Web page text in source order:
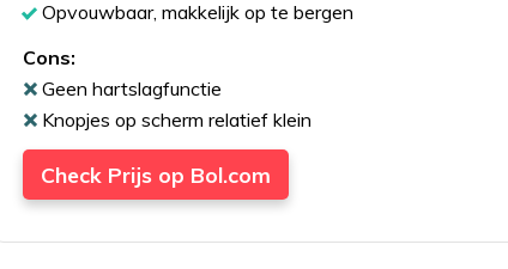
Opvouwbaar, makkelijk op te bergen
Cons:
Geen hartslagfunctie
Knopjes op scherm relatief klein
Check Prijs op Bol.com